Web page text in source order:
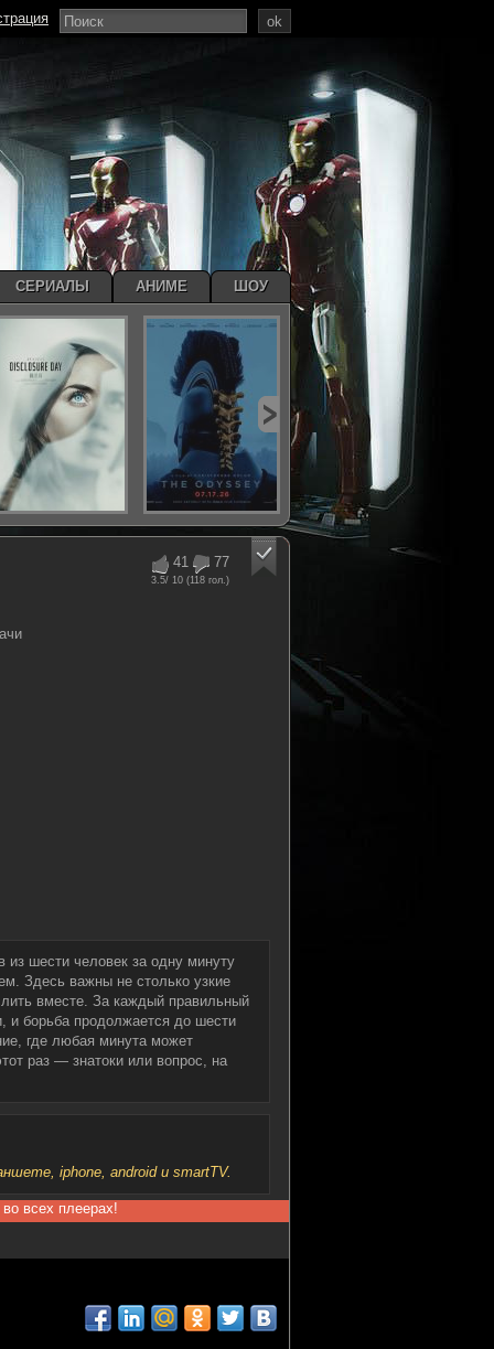
41 77
3.5/ 10 (118 гол.)
из шести человек за одну минуту
Здесь важны не столько узкие
вместе. За каждый правильный
и борьба продолжается до шести
где любая минута может
раз — знатоки или вопрос, на
iphone, android и smartTV.
всех плеерах!
ok
СЕРИАЛЫ АНИМЕ ШОУ